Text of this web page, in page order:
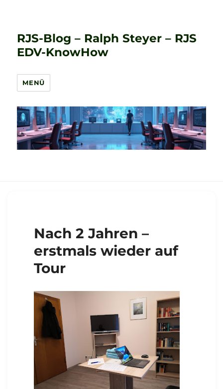
RJS-Blog – Ralph Steyer – RJS
EDV-KnowHow
MENÜ
Nach 2 Jahren –
erstmals wieder auf
Tour